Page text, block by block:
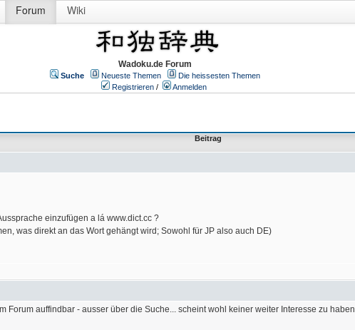
Forum Wiki
Wadoku.de Forum
Suche Neueste Themen
Die heissesten Themen
Registrieren / Anmelden
Beitrag
einzufügen a lá www.dict.cc ?
was direkt an das Wort gehängt wird; Sowohl für JP also auch DE)
Forum auffindbar - ausser über die Suche... scheint wohl keiner weiter Interesse zu haben